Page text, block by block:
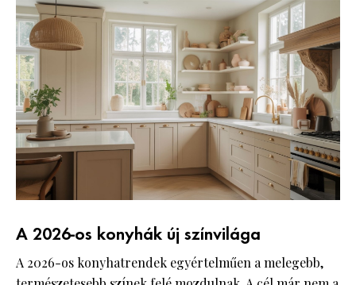
A 2026-os konyhák új színvilága
A 2026-os konyhatrendek egyértelműen a melegebb,